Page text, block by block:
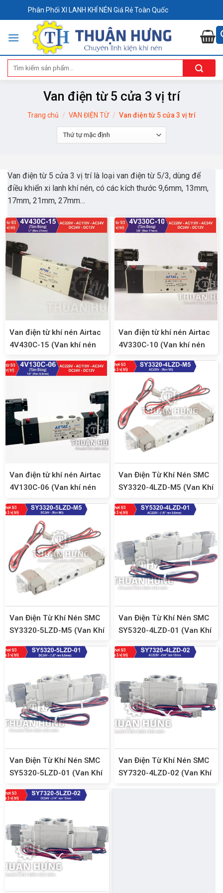
to
Phân Phối XI LANH KHÍ NÉN Giá Rẻ Toàn Quốc
Tìm
kiếm:
Van điện từ 5 cửa 3 vị trí
Trang chủ / VAN ĐIỆN TỪ / Van điện từ 5 cửa 3 vị trí
Van điện từ 5 cửa 3 vị trí là loại van điện từ 5/3, dùng để
điều khiển xi lanh khí nén, có các kích thước 9,6mm, 13mm,
17mm, 21mm, 27mm…
Van điện từ khí nén Airtac
4V430C-15 (Van khí nén
Van điện từ khí nén Airtac
4V330C-10 (Van khí nén
Van điện từ khí nén Airtac
4V130C-06 (Van khí nén
Van Điện Từ Khí Nén SMC
SY3320-4LZD-M5 (Van Khí
Van Điện Từ Khí Nén SMC
SY3320-5LZD-M5 (Van Khí
Van Điện Từ Khí Nén SMC
SY5320-4LZD-01 (Van Khí
AC220V)
Van Điện Từ Khí Nén SMC
SY5320-5LZD-01 (Van Khí
DC24V)
Van Điện Từ Khí Nén SMC
SY7320-4LZD-02 (Van Khí